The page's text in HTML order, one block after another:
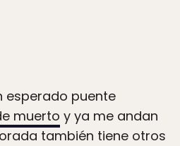
esperado puente
muerto y ya me andan
también tiene otros